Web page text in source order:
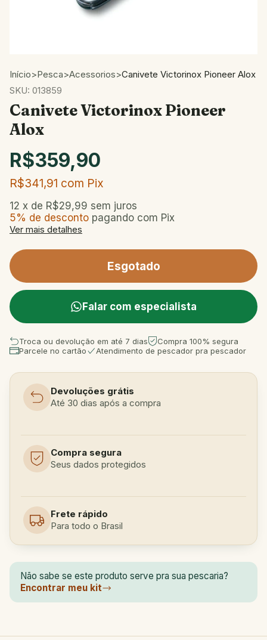
Início>Pesca>Acessorios>Canivete Victorinox Pioneer Alox
SKU: 013859
Canivete Victorinox Pioneer
Alox
R$359,90
R$341,91 com Pix
12 x de R$29,99 sem juros
5% de desconto pagando com Pix
Ver mais detalhes
Falar com especialista
Troca ou devolução em até 7 dias
Compra 100% segura
Parcele no cartão
Atendimento de pescador pra pescador
Devoluções grátis
Até 30 dias após a compra
Compra segura
Seus dados protegidos
Frete rápido
Para todo o Brasil
Não sabe se este produto serve pra sua pescaria?
Encontrar meu kit